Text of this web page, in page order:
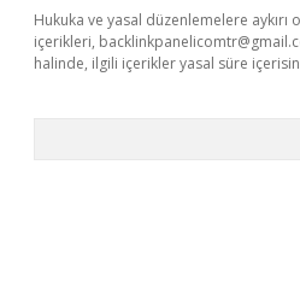
Hukuka ve yasal düzenlemelere
içerikleri,
halinde, ilgili içerikler yasal süre